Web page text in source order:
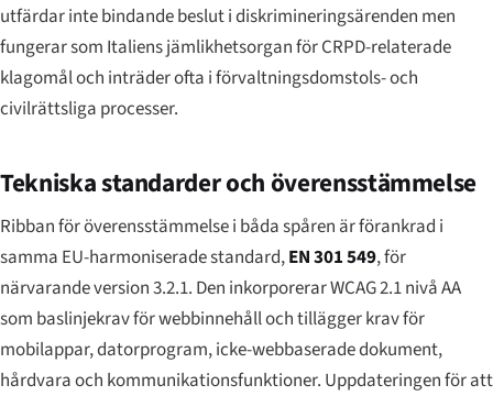
utfärdar inte bindande beslut i diskrimineringsärenden men
fungerar som Italiens jämlikhetsorgan för CRPD-relaterade
klagomål och inträder ofta i förvaltningsdomstols- och
civilrättsliga processer.
Tekniska standarder och överensstämmelse
Ribban för överensstämmelse i båda spåren är förankrad i
samma EU-harmoniserade standard,EN 301 549, för
närvarande version 3.2.1. Den inkorporerar WCAG 2.1 nivå AA
som baslinjekrav för webbinnehåll och tillägger krav för
mobilappar, datorprogram, icke-webbaserade dokument,
hårdvara och kommunikationsfunktioner. Uppdateringen för att